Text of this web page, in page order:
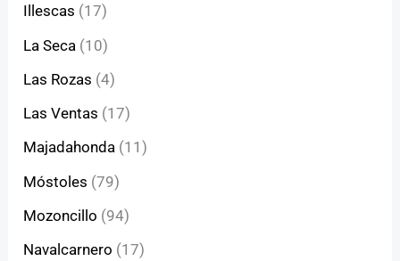
Illescas (17)
La Seca (10)
Las Rozas (4)
Las Ventas (17)
Majadahonda (11)
Móstoles (79)
Mozoncillo (94)
Navalcarnero (17)